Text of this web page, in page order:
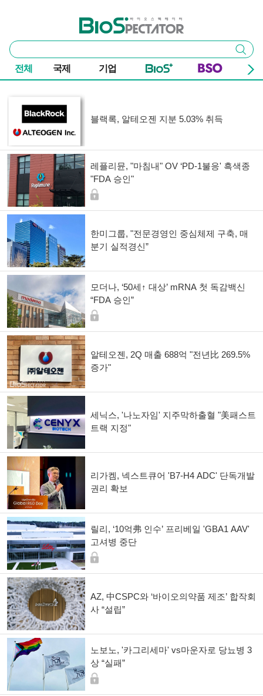
바이오스펙테이터
통
합
검
색
검색
전체 국제 기업
블랙록, 알테오젠 지분 5.03% 취득
레플리뮨, "마침내" OV ‘PD-1불응' 흑색종
"FDA 승인"
한미그룹, "전문경영인 중심체제 구축, 매
분기 실적경신”
모더나, ‘50세↑ 대상’ mRNA 첫 독감백신
“FDA 승인”
알테오젠, 2Q 매출 688억 "전년比 269.5%
증가"
세닉스, '나노자임' 지주막하출혈 "美패스트
트랙 지정"
리가켐, 넥스트큐어 'B7-H4 ADC' 단독개발
권리 확보
릴리, ‘10억弗 인수’ 프리베일 'GBA1 AAV'
고셔병 중단
AZ, 中CSPC와 ‘바이오의약품 제조’ 합작회
사 “설립”
노보노, '카그리세마' vs마운자로 당뇨병 3
상 “실패”